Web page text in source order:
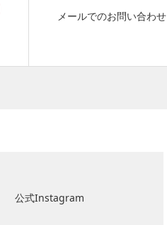
メールでのお問い合わせ
公式Instagram